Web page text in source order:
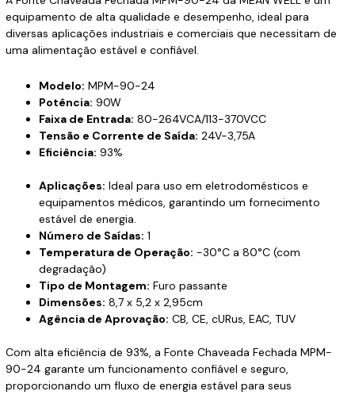
equipamento de alta qualidade e desempenho, ideal para
diversas aplicações industriais e comerciais que necessitam de
uma alimentação estável e confiável.
Modelo: MPM-90-24
Potência: 90W
Faixa de Entrada: 80-264VCA/113-370VCC
Tensão e Corrente de Saída: 24V-3,75A
Eficiência: 93%
Aplicações: Ideal para uso em eletrodomésticos e
equipamentos médicos, garantindo um fornecimento
estável de energia.
Número de Saídas: 1
Temperatura de Operação: -30°C a 80°C (com
degradação)
Tipo de Montagem: Furo passante
Dimensões: 8,7 x 5,2 x 2,95cm
Agência de Aprovação: CB, CE, cURus, EAC, TUV
Com alta eficiência de 93%, a Fonte Chaveada Fechada MPM-
90-24 garante um funcionamento confiável e seguro,
proporcionando um fluxo de energia estável para seus